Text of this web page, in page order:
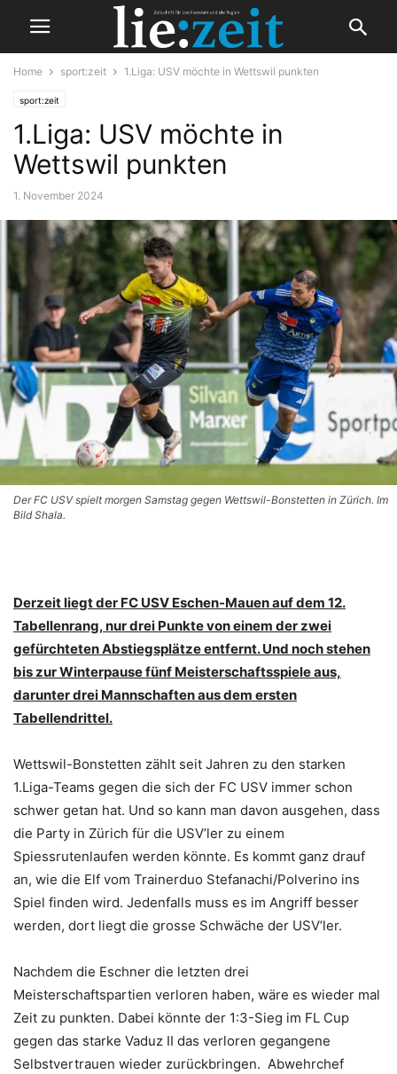
Home sport:zeit 1.Liga: USV möchte in Wettswil punkten
sport:zeit
1.Liga: USV möchte in
Wettswil punkten
1. November 2024
Der FC USV spielt morgen Samstag gegen Wettswil-Bonstetten in Zürich. Im
Bild Shala.
Derzeit liegt der FC USV Eschen-Mauen auf dem 12.
Tabellenrang, nur drei Punkte von einem der zwei
gefürchteten Abstiegsplätze entfernt. Und noch stehen
bis zur Winterpause fünf Meisterschaftsspiele aus,
darunter drei Mannschaften aus dem ersten
Tabellendrittel.
Wettswil-Bonstetten zählt seit Jahren zu den starken
1.Liga-Teams gegen die sich der FC USV immer schon
schwer getan hat. Und so kann man davon ausgehen, dass
die Party in Zürich für die USV’ler zu einem
Spiessrutenlaufen werden könnte. Es kommt ganz drauf
an, wie die Elf vom Trainerduo Stefanachi/Polverino ins
Spiel finden wird. Jedenfalls muss es im Angriff besser
werden, dort liegt die grosse Schwäche der USV’ler.
Nachdem die Eschner die letzten drei
Meisterschaftspartien verloren haben, wäre es wieder mal
Zeit zu punkten. Dabei könnte der 1:3-Sieg im FL Cup
gegen das starke Vaduz II das verloren gegangene
Selbstvertrauen wieder zurückbringen. Abwehrchef